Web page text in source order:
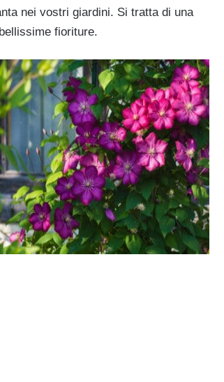
nei vostri giardini. Si tratta di una
fioriture.